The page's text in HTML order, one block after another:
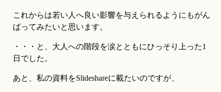
これからは若い人へ良い影響を与えられるようにもがん
ばってみたいと思います。
・・・と、大人への階段を涙とともにひっそり上った1
日でした。
あと、私の資料をSlideshareに載たいのですが、